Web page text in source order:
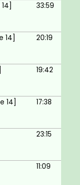
de
a um arquivo
cortar
33:59
14] 20:19
19:42
14] 17:38
23:15
11:09